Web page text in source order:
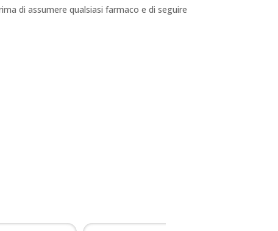
di assumere qualsiasi farmaco e di seguire